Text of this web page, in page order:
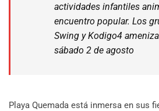
actividades infantiles
encuentro popular. Los
Swing y Kodigo4
sábado 2 de agosto
Playa Quemada está inmersa en sus